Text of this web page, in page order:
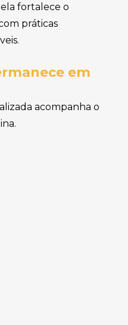
fortalece o
práticas
em
acompanha o